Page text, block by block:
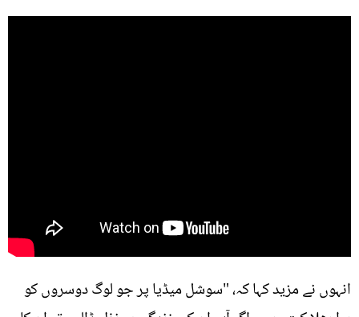
انہوں نے مزید کہا کہ، "سوشل میڈیا پر جو لوگ دوسروں کو